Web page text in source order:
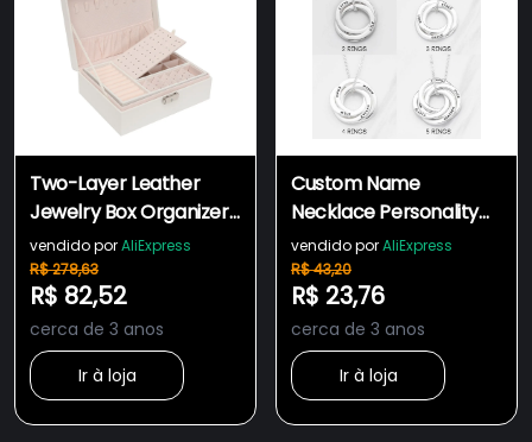
Two-Layer Leather
Jewelry Box Organizer
Earrings Rings Necklace
Storage Cas
vendido porAliExpress
R$ 278,63
R$ 82,52
cerca de 3 anos
Ir à loja
Custom Name
Necklace Personality
Stainless Steel Multi-
round Lady Necklace
vendido porAliExpress
R$ 43,20
R$ 23,76
cerca de 3 anos
Ir à loja